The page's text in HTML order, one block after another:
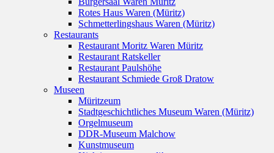
Rotes Haus Waren (Müritz)
Schmetterlingshaus Waren (Müritz)
Restaurants
Restaurant Moritz Waren Müritz
Restaurant Ratskeller
Restaurant Paulshöhe
Restaurant Schmiede Groß Dratow
Museen
Müritzeum
Stadtgeschichtliches Museum Waren (Müritz)
Orgelmuseum
DDR-Museum Malchow
Kunstmuseum